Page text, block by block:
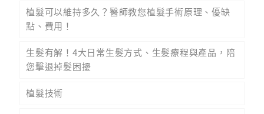
植髮可以維持多久？醫師教您植髮手術原理、優缺
點、費用！
生髮有解！4大日常生髮方式、生髮療程與產品，陪
您擊退掉髮困擾
植髮技術